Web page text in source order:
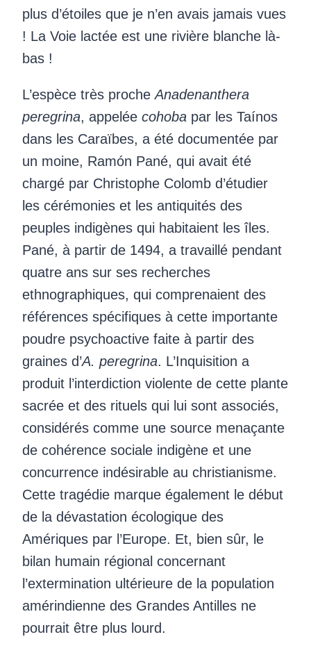
plus d’étoiles que je n’en avais jamais vues
! La Voie lactée est une rivière blanche là-
bas !
L’espèce très procheAnadenanthera
peregrina, appelée cohoba par les Taínos
dans les Caraïbes, a été documentée par
un moine, Ramón Pané, qui avait été
chargé par Christophe Colomb d’étudier
les cérémonies et les antiquités des
peuples indigènes qui habitaient les îles.
Pané, à partir de 1494, a travaillé pendant
quatre ans sur ses recherches
ethnographiques, qui comprenaient des
références spécifiques à cette importante
poudre psychoactive faite à partir des
graines d’A. peregrina. L’Inquisition a
produit l’interdiction violente de cette plante
sacrée et des rituels qui lui sont associés,
considérés comme une source menaçante
de cohérence sociale indigène et une
concurrence indésirable au christianisme.
Cette tragédie marque également le début
de la dévastation écologique des
Amériques par l’Europe. Et, bien sûr, le
bilan humain régional concernant
l’extermination ultérieure de la population
amérindienne des Grandes Antilles ne
pourrait être plus lourd.